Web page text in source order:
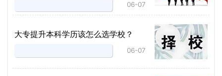
06-07
大专提升本科学历该怎么选学校？
06-07